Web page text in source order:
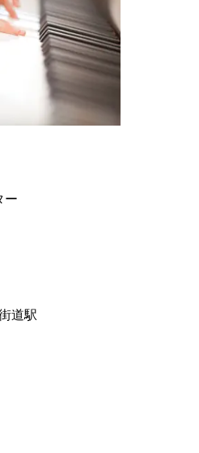
ー
道駅